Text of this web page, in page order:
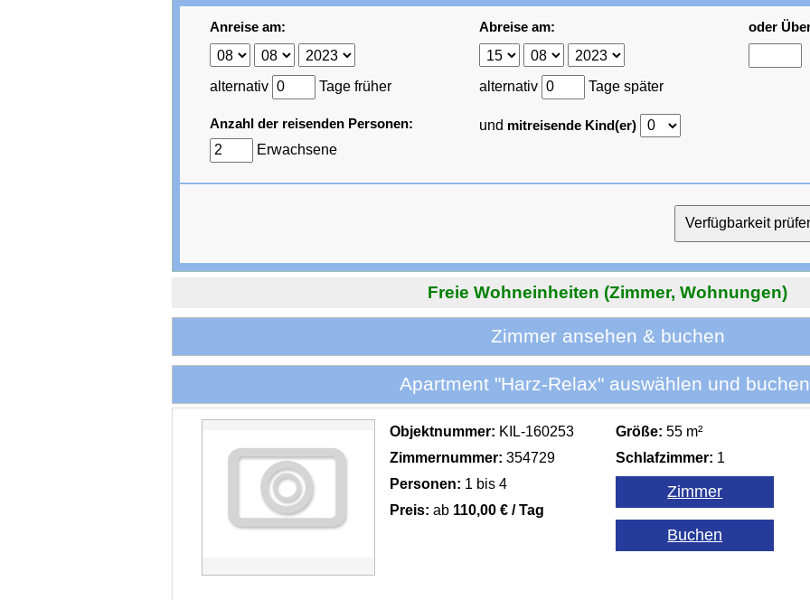
Anreise am:
alternativ Tage früher
Abreise am:
alternativ Tage später
oder
Anzahl der reisenden Personen:
Erwachsene
und mitreisende Kind(er)
Freie Wohneinheiten (Zimmer, Wohnungen)
Zimmer ansehen & buchen
Apartment "Harz-Relax" auswählen und
Objektnummer: KIL-160253
Zimmernummer: 354729
Personen: 1 bis 4
Preis: ab 110,00 € / Tag
Größe: 55 m²
Schlafzimmer: 1